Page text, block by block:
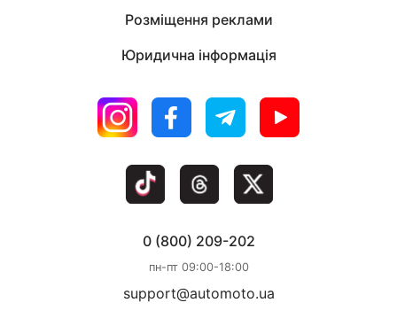
Розміщення реклами
Юридична інформація
0 (800) 209-202
пн-пт 09:00-18:00
support@automoto.ua